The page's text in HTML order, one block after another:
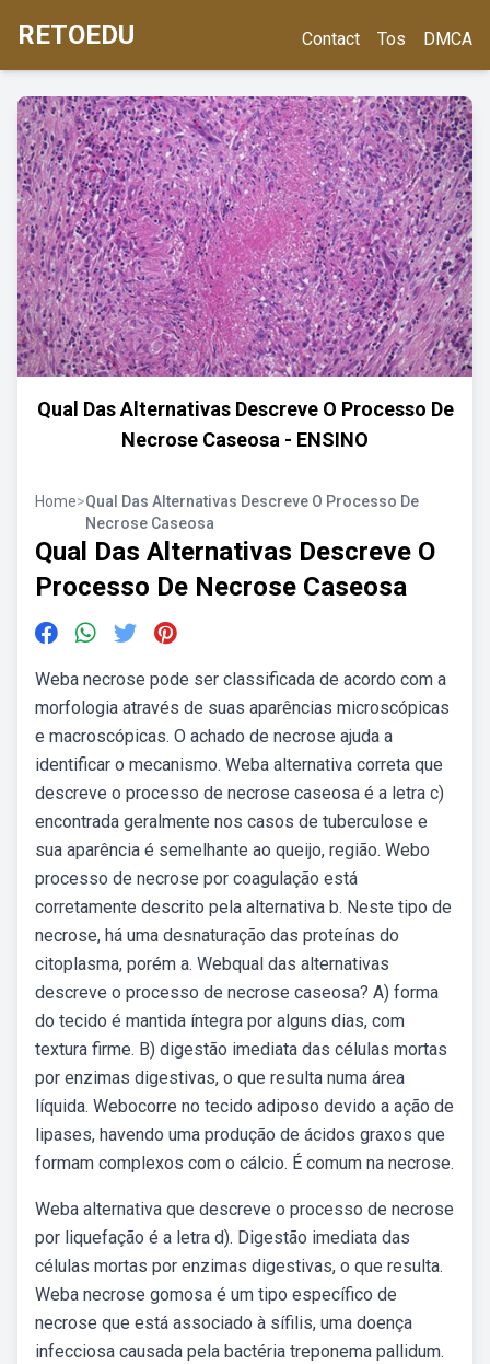
RETOEDU Contact Tos DMCA
Qual Das Alternativas Descreve O Processo De
Necrose Caseosa - ENSINO
Home>Qual Das Alternativas Descreve O Processo De
Necrose Caseosa
Qual Das Alternativas Descreve O
Processo De Necrose Caseosa
Weba necrose pode ser classificada de acordo com a
morfologia através de suas aparências microscópicas
e macroscópicas. O achado de necrose ajuda a
identificar o mecanismo. Weba alternativa correta que
descreve o processo de necrose caseosa é a letra c)
encontrada geralmente nos casos de tuberculose e
sua aparência é semelhante ao queijo, região. Webo
processo de necrose por coagulação está
corretamente descrito pela alternativa b. Neste tipo de
necrose, há uma desnaturação das proteínas do
citoplasma, porém a. Webqual das alternativas
descreve o processo de necrose caseosa? A) forma
do tecido é mantida íntegra por alguns dias, com
textura firme. B) digestão imediata das células mortas
por enzimas digestivas, o que resulta numa área
líquida. Webocorre no tecido adiposo devido a ação de
lipases, havendo uma produção de ácidos graxos que
formam complexos com o cálcio. É comum na necrose.
Weba alternativa que descreve o processo de necrose
por liquefação é a letra d). Digestão imediata das
células mortas por enzimas digestivas, o que resulta.
Weba necrose gomosa é um tipo específico de
necrose que está associado à sífilis, uma doença
infecciosa causada pela bactéria treponema pallidum.